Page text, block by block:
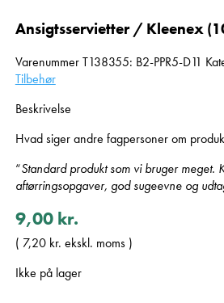
Ansigtsservietter / Kleenex
VarenummerT138355: B2-PPR5-D11
Tilbehør
Beskrivelse
Hvad siger andre fagpersoner om
“Standard produkt som vi bruger meget.
aftørringsopgaver, god sugeevne og
9,00 kr.
( 7,20 kr. ekskl. moms )
Ikke på lager